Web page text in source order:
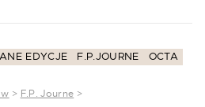
EDYCJE F.P.JOURNE OCTA
> F.P. Journe >